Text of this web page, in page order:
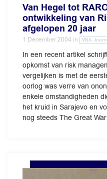
Van Hegel tot
ontwikkeling van
afgelopen 20 jaar
1 December 2004 in VBA
In een recent artikel
opkomst van risk
vergelijken is met de
oorlog was verre van
enkele omstandigheden
het kruid in Sarajevo en
nog steeds The Great